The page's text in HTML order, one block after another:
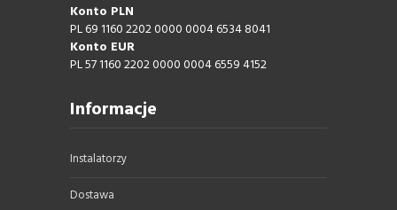
Konto PLN
PL 69 1160 2202 0000 0004 6534 8041
Konto EUR
PL 57 1160 2202 0000 0004 6559 4152
Informacje
Instalatorzy
Dostawa